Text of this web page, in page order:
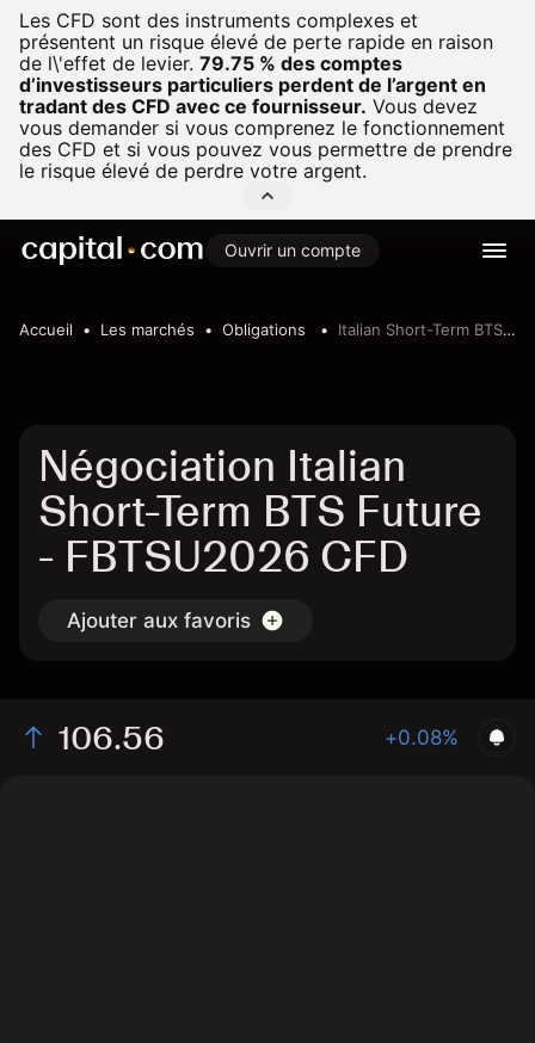
Les CFD sont des instruments complexes et
présentent un risque élevé de perte rapide en raison
de l\'effet de levier. 79.75 % des comptes
d’investisseurs particuliers perdent de l’argent en
tradant des CFD avec ce fournisseur. Vous devez
vous demander si vous comprenez le fonctionnement
des CFD et si vous pouvez vous permettre de prendre
le risque élevé de perdre votre argent.
Ouvrir un compte
Accueil Les marchés Obligations Italian Short-Term BTS Future
Négociation Italian
Short-Term BTS Future
- FBTSU2026 CFD
Ajouter aux favoris
106.56 +0.08%